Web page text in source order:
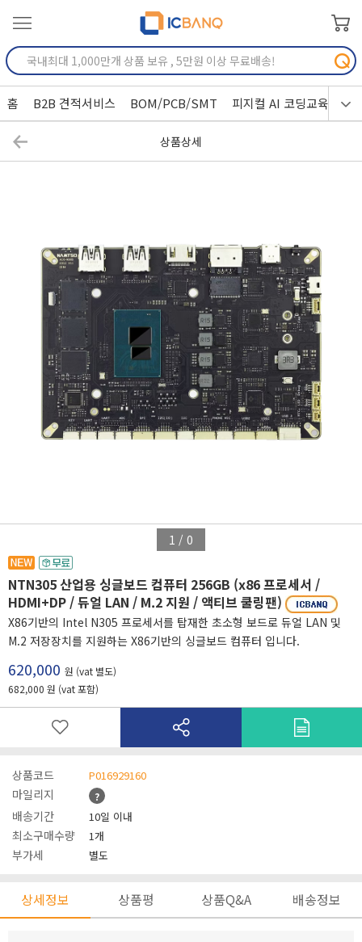
홈 B2B 견적서비스 BOM/PCB/SMT 피지컬 AI 코딩교육
상품상세
1 / 0
NTN305 산업용 싱글보드 컴퓨터 256GB (x86 프로세서 /
HDMI+DP / 듀얼 LAN / M.2 지원 / 액티브 쿨링팬)
X86기반의 Intel N305 프로세서를 탑재한 초소형 보드로 듀얼 LAN 및
M.2 저장장치를 지원하는 X86기반의 싱글보드 컴퓨터 입니다.
620,000 원 (vat 별도)
682,000 원 (vat 포함)
상품코드 P016929160
마일리지 ?
배송기간 10일 이내
최소구매수량 1개
부가세 별도
상세정보 상품평 상품Q&A 배송정보